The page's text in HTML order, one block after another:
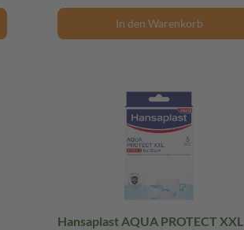
In den Warenkorb
Hansaplast AQUA PROTECT XXL